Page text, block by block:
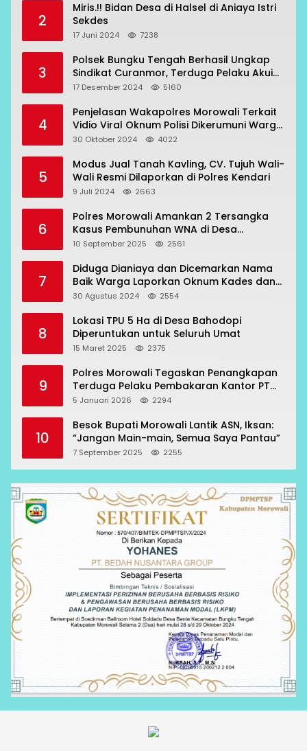
2
Miris.!! Bidan Desa di Halsel di Aniaya Istri
Sekdes
17 Juni 2024 7238
3
Polsek Bungku Tengah Berhasil Ungkap
Sindikat Curanmor, Terduga Pelaku Akui
Beraksi di 7 Lokasi
17 Desember 2024 5160
4
Penjelasan Wakapolres Morowali Terkait
Vidio Viral Oknum Polisi Dikerumuni Warga
Bahodopi
30 Oktober 2024 4022
5
Modus Jual Tanah Kavling, CV. Tujuh Wali-
Wali Resmi Dilaporkan di Polres Kendari
9 Juli 2024 2663
6
Polres Morowali Amankan 2 Tersangka
Kasus Pembunuhan WNA di Desa
Topogaro
10 September 2025 2561
7
Diduga Dianiaya dan Dicemarkan Nama
Baik Warga Laporkan Oknum Kades dan
Oknum Polisi
30 Agustus 2024 2554
8
Lokasi TPU 5 Ha di Desa Bahodopi
Diperuntukan untuk Seluruh Umat
15 Maret 2025 2375
9
Polres Morowali Tegaskan Penangkapan
Terduga Pelaku Pembakaran Kantor PT
RCP Sesuai Prosedur
5 Januari 2026 2294
10
Besok Bupati Morowali Lantik ASN, Iksan:
“Jangan Main-main, Semua Saya Pantau”
7 September 2025 2255